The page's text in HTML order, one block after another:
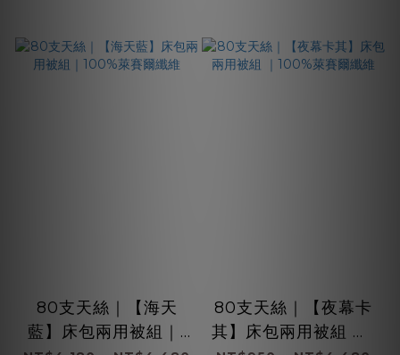
80支天絲｜【海天
藍】床包兩用被組｜1
80支天絲｜【夜幕卡
其】床包兩用被組 ｜1